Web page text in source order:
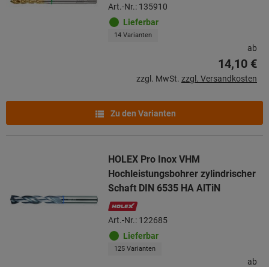
Art.-Nr.: 135910
Lieferbar
14 Varianten
ab
14,10 €
zzgl. MwSt. zzgl. Versandkosten
Zu den Varianten
HOLEX Pro Inox VHM
Hochleistungsbohrer zylindrischer
Schaft DIN 6535 HA AlTiN
Art.-Nr.: 122685
Lieferbar
125 Varianten
ab